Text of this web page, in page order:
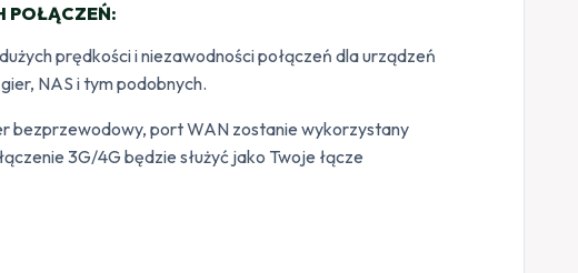
POŁĄCZEŃ:
prędkości i niezawodności połączeń dla urządzeń
NAS i tym podobnych.
bezprzewodowy, port WAN zostanie wykorzystany
3G/4G będzie służyć jako Twoje łącze